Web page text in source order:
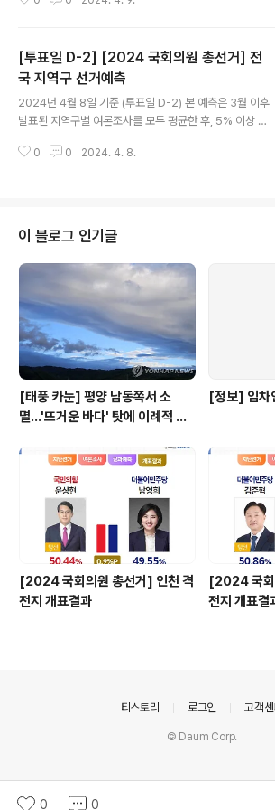
경합지역으로 가른 후, 양당에 균등 배분하였습니다. 여론
과와 다를 수 있습니다.) 총의석 300석 진보 199석 : 보수
101석 더불어민주당 181석 조국혁신당 15석 새로운미래
1석 진보당 2석 국민의힘 95석 개혁신당 3석 자유통일당
2석 무소속 1석 ※ 자세한 여론조사 내용은 아래 앱을 설치
하면 볼 수 있습니다. https://play.google.com/store/
apps/details?id=me.y..
[투표일 D-2] [2024 국회의원 총선거] 전
국 지역구 선거예측
2024년 4월 8일 기준 (투표일 D-2) 본 예측은 3월 이후
발표된 지역구별 여론조사를 모두 평균한 후, 5% 이상 차
경합지역으로 판정하였습니다. 여론조사가 없는 곳은 지난
힘 62석 새로운미래 1석 진보당 2석 무소속 1석 경합 35
석 아래 앱을 설치하면 2024 국회의원 총선거 선거결과를
예측해볼 수 있습니다. https://play.google.com/stor
e/apps/details?id=me.yogurthelp.election 선거
끝판왕-2024국회의원선거예측..
0 0 2024. 4. 8.
이 블로그 인기글
[태풍 카눈] 평양 남동쪽서 소
멸…'뜨거운 바다' 탓에 이례적 긴
[정보] 임차
[2024 국회의원 총선거] 인천 격
전지 개표결과
[2024 국회
전지 개표결
0 0
티스토리 로그인 고객
© Daum Corp.